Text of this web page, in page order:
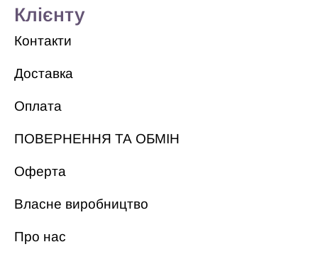
Клієнту
Контакти
Доставка
Оплата
ПОВЕРНЕННЯ ТА ОБМІН
Оферта
Власне виробництво
Про нас